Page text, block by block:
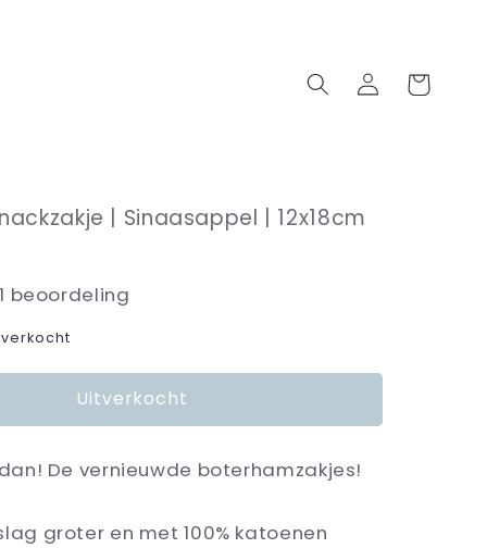
Inloggen
Winkelwagen
| Sinaasappel | 12x18cm
1 beoordeling
Uitverkocht
De vernieuwde boterhamzakjes!
groter en met 100% katoenen